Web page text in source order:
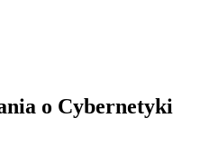
o Cybernetyki